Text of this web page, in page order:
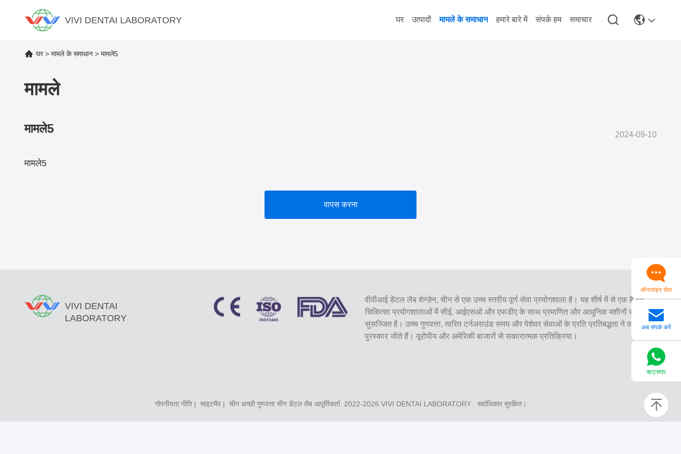
VIVI DENTAI LABORATORY घर उत्पादों मामले के समाधान हमारे बारे में संपर्क हम समाचार
घर> मामले के समाधान > मामले5
मामले
मामले5 2024-09-10
मामले5
वापस करना
VIVI DENTAI
LABORATORY
वीवीआई डेंटल लैब शेन्ज़ेन, चीन से एक उच्च स्तरीय पूर्ण सेवा प्रयोगशाला है। यह शीर्ष में से एक है दंत
चिकित्सा प्रयोगशालाओं में सीई, आईएसओ और एफडीए के साथ प्रमाणित और आधुनिक मशीनों से
सुसज्जित है। उच्च गुणवत्ता, त्वरित टर्नअराउंड समय और पेशेवर सेवाओं के प्रति प्रतिबद्धता ने कई
पुरस्कार जीते हैं। यूरोपीय और अमेरिकी बाजारों से सकारात्मक प्रतिक्रिया।
गोपनीयता नीति| साइटमैप| चीन अच्छी गुणवत्ता चीन डेंटल लैब आपूर्तिकर्ता. 2022-2026 VIVI DENTAI LABORATORY. सर्वाधिकार सुरक्षित।
ऑनलाइन सेवा
अब संपर्क करें
व्हाट्सएप